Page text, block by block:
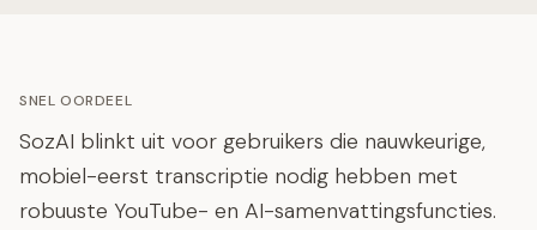
SNEL OORDEEL
SozAI blinkt uit voor gebruikers die nauwkeurige,
mobiel-eerst transcriptie nodig hebben met
robuuste YouTube- en AI-samenvattingsfuncties.